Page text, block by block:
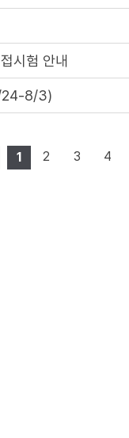
시험 안내
24-8/3)
1 2 3 4